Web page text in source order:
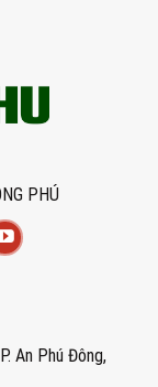
PHÚ
An Phú Đông,